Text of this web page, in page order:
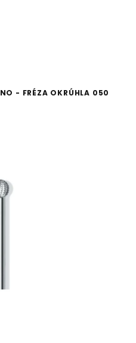
NO - FRÉZA OKRÚHLA 050